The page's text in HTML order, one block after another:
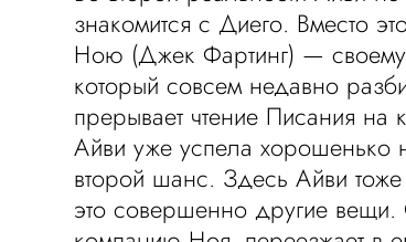
знакомится с Диего. Вместо
Ною (Джек Фартинг) —
который совсем недавно
прерывает чтение Писания на
Айви уже успела хорошенько
второй шанс. Здесь Айви тоже
это совершенно другие